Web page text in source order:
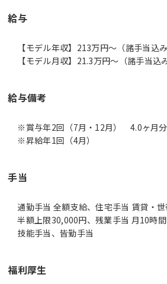
給与
【モデル年収】213万円〜（諸手当込
【モデル月収】21.3万円〜（諸手当込
給与備考
※賞与年2回（7月・12月） 4.0ヶ月分
※昇給年1回（4月）
手当
通勤手当 全額支給、住宅手当 賃貸・
半額上限30,000円、残業手当 月10時
技能手当、皆勤手当
福利厚生